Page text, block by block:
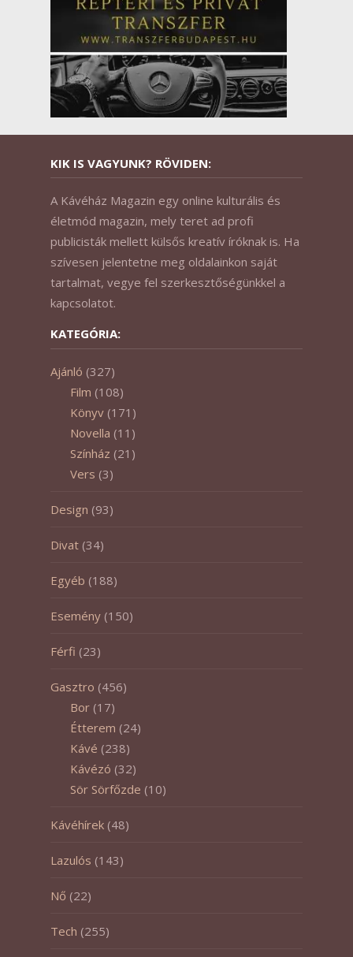
KIK IS VAGYUNK? RÖVIDEN:
A Kávéház Magazin egy online kulturális és
életmód magazin, mely teret ad profi
publicisták mellett külsős kreatív íróknak is. Ha
szívesen jelentetne meg oldalainkon saját
tartalmat, vegye fel szerkesztőségünkkel a
kapcsolatot.
KATEGÓRIA:
Ajánló (327)
Film (108)
Könyv (171)
Novella (11)
Színház (21)
Vers (3)
Design (93)
Divat (34)
Egyéb (188)
Esemény (150)
Férfi (23)
Gasztro (456)
Bor (17)
Étterem (24)
Kávé (238)
Kávézó (32)
Sör Sörfőzde (10)
Kávéhírek (48)
Lazulós (143)
Nő (22)
Tech (255)